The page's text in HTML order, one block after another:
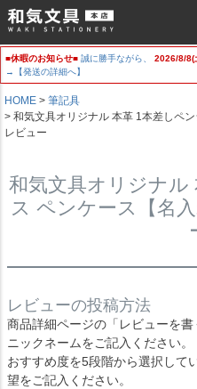
■休暇のお知らせ■ 誠に勝手ながら、 2026/8/8(
→【発送の詳細へ】
HOME
筆記具
和気文具オリジナル 本革 1本差しペ
レビュー
和気文具オリジナル
ス ペンケース【名
レビューの投稿方法
商品詳細ページの「レビューを書
ニックネームをご記入ください。
おすすめ度を5段階から選択して
望をご記入ください。